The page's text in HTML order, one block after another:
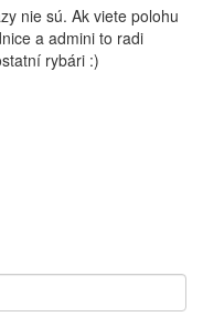
nie sú. Ak viete polohu
a admini to radi
rybári :)